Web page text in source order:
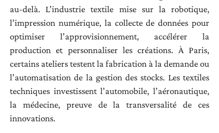
au-delà. L’industrie textile mise sur la robotique,
l’impression numérique, la collecte de données pour
optimiser l’approvisionnement, accélérer la
production et personnaliser les créations. À Paris,
certains ateliers testent la fabrication à la demande ou
l’automatisation de la gestion des stocks. Les textiles
techniques investissent l’automobile, l’aéronautique,
la médecine, preuve de la transversalité de ces
innovations.